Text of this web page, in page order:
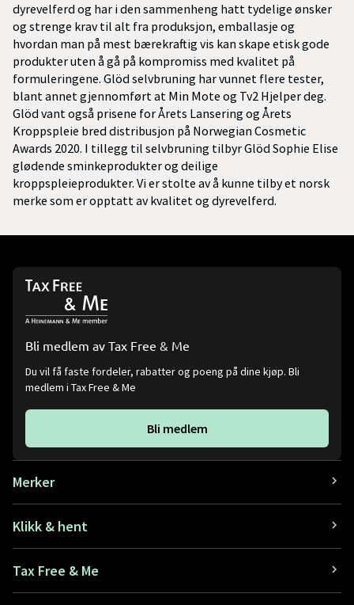
dyrevelferd og har i den sammenheng hatt tydelige ønsker
og strenge krav til alt fra produksjon, emballasje og
hvordan man på mest bærekraftig vis kan skape etisk gode
produkter uten å gå på kompromiss med kvalitet på
formuleringene. Glöd selvbruning har vunnet flere tester,
blant annet gjennomført at Min Mote og Tv2 Hjelper deg.
Glöd vant også prisene for Årets Lansering og Årets
Kroppspleie bred distribusjon på Norwegian Cosmetic
Awards 2020. I tillegg til selvbruning tilbyr Glöd Sophie Elise
glødende sminkeprodukter og deilige
kroppspleieprodukter. Vi er stolte av å kunne tilby et norsk
merke som er opptatt av kvalitet og dyrevelferd.
Bli medlem av Tax Free & Me
Du vil få faste fordeler, rabatter og poeng på dine kjøp. Bli
medlem i Tax Free & Me
Bli medlem
Merker
Klikk & hent
Tax Free & Me